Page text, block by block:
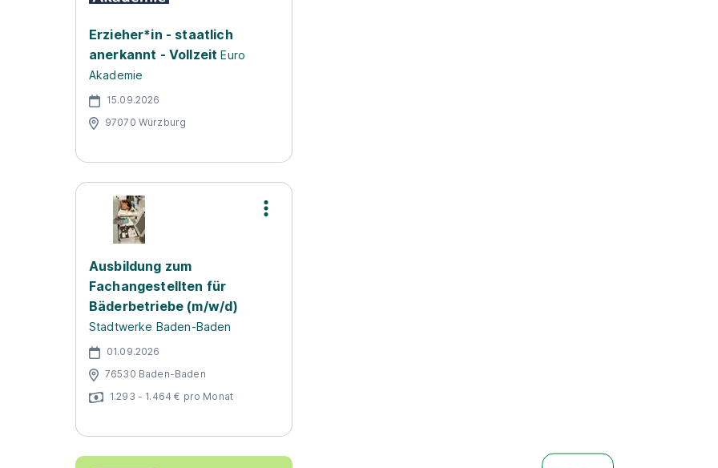
Erzieher*in - staatlich
anerkannt - Vollzeit Euro
Akademie
15.09.2026
97070 Würzburg
Ausbildung zum
Fachangestellten für
Bäderbetriebe (m/w/d)
Stadtwerke Baden-Baden
01.09.2026
76530 Baden-Baden
1.293 - 1.464 € pro Monat